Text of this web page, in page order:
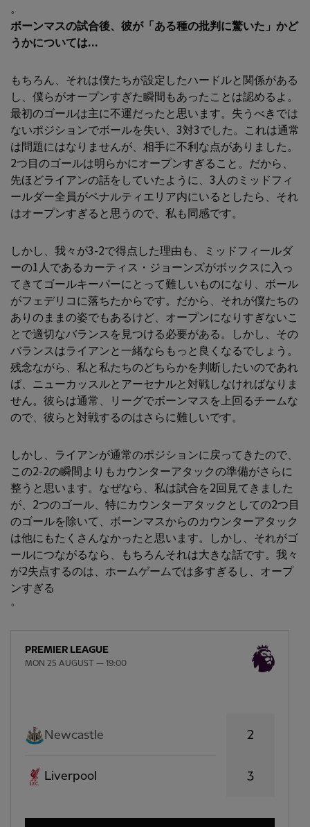
。
ボーンマスの試合後、彼が「ある種の批判に驚いた」かど
うかについては...
もちろん、それは僕たちが設定したハードルと関係がある
し、僕らがオープンすぎた瞬間もあったことは認めるよ。
最初のゴールは主に不運だったと思います。失うべきでは
ないポジションでボールを失い、3対3でした。これは通常
は問題にはなりませんが、相手に不利な点がありました。
2つ目のゴールは明らかにオープンすぎること。だから、
先ほどライアンの話をしていたように、3人のミッドフィ
ールダー全員がペナルティエリア内にいるとしたら、それ
はオープンすぎると思うので、私も同感です。
しかし、我々が3-2で得点した理由も、ミッドフィールダ
ーの1人であるカーティス・ジョーンズがボックスに入っ
てきてゴールキーパーにとって難しいものになり、ボール
がフェデリコに落ちたからです。だから、それが僕たちの
ありのままの姿でもあるけど、オープンになりすぎないこ
とで適切なバランスを見つける必要がある。しかし、その
バランスはライアンと一緒ならもっと良くなるでしょう。
残念ながら、私と私たちのどちらかを判断したいのであれ
ば、ニューカッスルとアーセナルと対戦しなければなりま
せん。彼らは通常、リーグでボーンマスを上回るチームな
ので、彼らと対戦するのはさらに難しいです。
しかし、ライアンが通常のポジションに戻ってきたので、
この2-2の瞬間よりもカウンターアタックの準備がさらに
整うと思います。なぜなら、私は試合を2回見てきました
が、2つのゴール、特にカウンターアタックとしての2つ目
のゴールを除いて、ボーンマスからのカウンターアタック
は他にもたくさんなかったと思います。しかし、それがゴ
ールにつながるなら、もちろんそれは大きな話です。我々
が2失点するのは、ホームゲームでは多すぎるし、オープ
ンすぎる
。
PREMIER LEAGUE
MON 25 AUGUST — 19:00
Newcastle
Liverpool
2
3